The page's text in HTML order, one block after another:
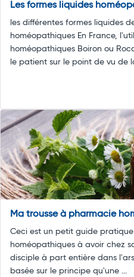
Les formes liquides
les différentes formes liquides
homéopathiques En France,
homéopathiques Boiron ou
le patient sur le point de vu de
Ma trousse à pharmacie
Ceci est un petit guide
homéopathiques à avoir chez
disciple à part entière dans
basée sur le principe qu'une ...